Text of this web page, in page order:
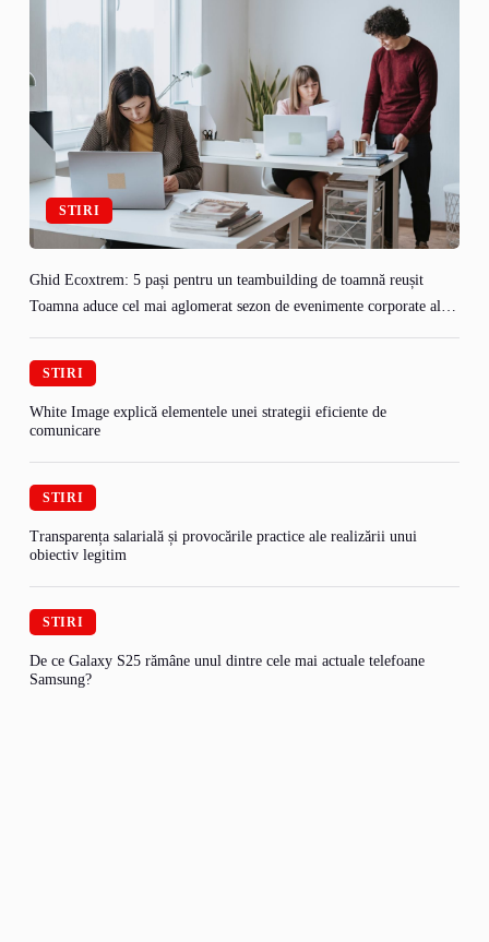
STIRI
Ghid Ecoxtrem: 5 pași pentru un teambuilding de toamnă reușit
Toamna aduce cel mai aglomerat sezon de evenimente corporate al…
STIRI
White Image explică elementele unei strategii eficiente de
comunicare
STIRI
Transparența salarială și provocările practice ale realizării unui
obiectiv legitim
STIRI
De ce Galaxy S25 rămâne unul dintre cele mai actuale telefoane
Samsung?